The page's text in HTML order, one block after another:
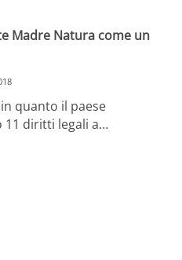
Madre Natura come un
quanto il paese
11 diritti legali a…